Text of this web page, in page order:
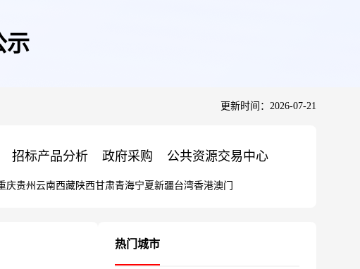
示
更新时间：2026-07-21
招标产品分析 政府采购 公共资源交易中心
庆贵州 云南西藏陕西甘肃青海宁夏新疆台湾香港澳门
热门城市